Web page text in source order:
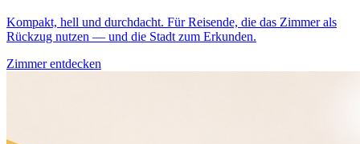
Kompakt, hell und durchdacht. Für Reisende, die das Zimmer als
Rückzug nutzen — und die Stadt zum Erkunden.
Zimmer entdecken